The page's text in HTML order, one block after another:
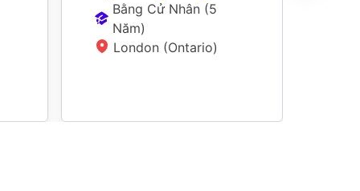
Bằng Cử Nhân (5
Năm)
London (Ontario)